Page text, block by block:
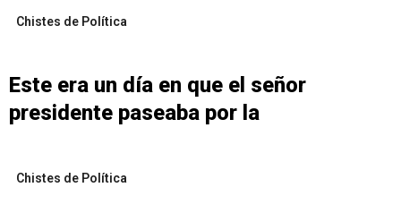
Chistes de Política
Este era un día en que el señor
presidente paseaba por la
Chistes de Política